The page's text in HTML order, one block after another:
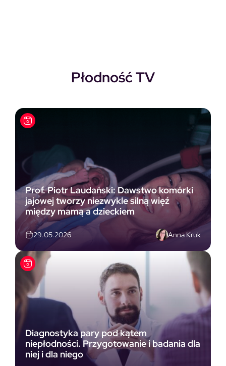
Płodność TV
Prof. Piotr Laudański: Dawstwo komórki
jajowej tworzy niezwykle silną więź
między mamą a dzieckiem
29.05.2026 Anna Kruk
Diagnostyka pary pod kątem
niepłodności. Przygotowanie i badania dla
niej i dla niego